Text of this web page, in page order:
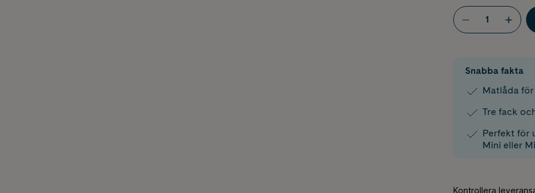
Snabba fakta
Matlåda
Tre fack
Perfekt för
Mini eller